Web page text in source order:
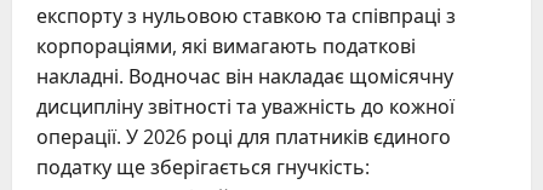
експорту з нульовою ставкою та співпраці з
корпораціями, які вимагають податкові
накладні. Водночас він накладає щомісячну
дисципліну звітності та уважність до кожної
операції. У 2026 році для платників єдиного
податку ще зберігається гнучкість: